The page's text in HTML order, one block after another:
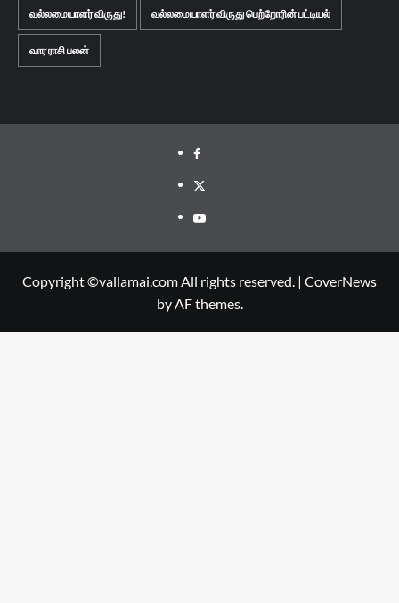
வல்லமையாளர் விருது! வல்லமையாளர் விருது பெற்றோரின் பட்டியல்
வார ராசி பலன்
Facebook
Twitter
Youtube
Copyright ©vallamai.com All rights reserved. | CoverNews
by AF themes.